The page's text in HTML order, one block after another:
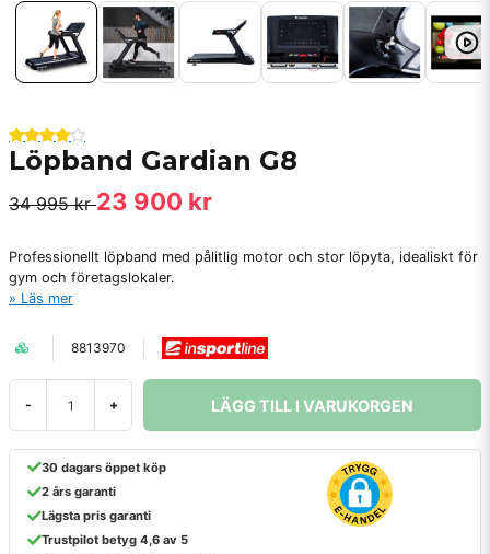
Löpband Gardian G8
34 995 kr23 900 kr
Professionellt löpband med pålitlig motor och stor löpyta, idealiskt för
gym och företagslokaler.
Läs mer
8813970
- + LÄGG TILL I VARUKORGEN
30 dagars öppet köp
2 års garanti
Lägsta pris garanti
Trustpilot betyg 4,6 av 5